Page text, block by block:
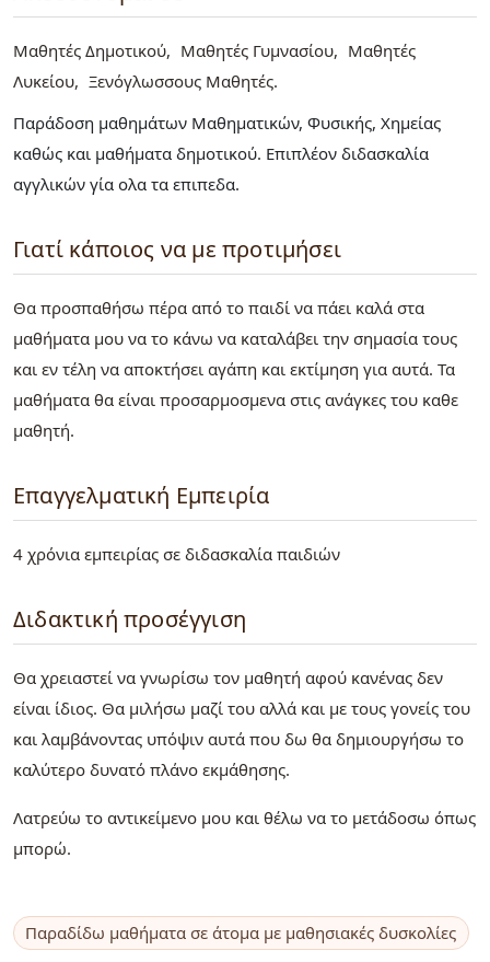
Μαθητές Δημοτικού Μαθητές Γυμνασίου
Μαθητές
Λυκείου
Ξενόγλωσσους Μαθητές
Παράδοση μαθημάτων Μαθηματικών, Φυσικής, Χημείας
καθώς και μαθήματα δημοτικού. Επιπλέον διδασκαλία
αγγλικών γία ολα τα επιπεδα.
Γιατί κάποιος να με προτιμήσει
Θα προσπαθήσω πέρα από το παιδί να πάει καλά στα
μαθήματα μου να το κάνω να καταλάβει την σημασία τους
και εν τέλη να αποκτήσει αγάπη και εκτίμηση για αυτά. Τα
μαθήματα θα είναι προσαρμοσμενα στις ανάγκες του καθε
μαθητή.
Επαγγελματική Εμπειρία
4 χρόνια εμπειρίας σε διδασκαλία παιδιών
Διδακτική προσέγγιση
Θα χρειαστεί να γνωρίσω τον μαθητή αφού κανένας δεν
είναι ίδιος. Θα μιλήσω μαζί του αλλά και με τους γονείς του
και λαμβάνοντας υπόψιν αυτά που δω θα δημιουργήσω το
καλύτερο δυνατό πλάνο εκμάθησης.
Λατρεύω το αντικείμενο μου και θέλω να το μετάδοσω όπως
μπορώ.
Παραδίδω μαθήματα σε άτομα με μαθησιακές δυσκολίες